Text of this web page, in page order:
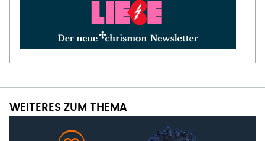
WEITERES ZUM THEMA